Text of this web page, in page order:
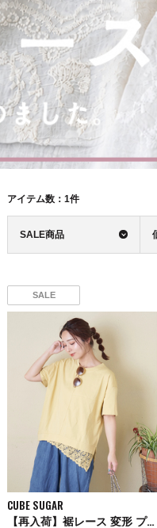
アイテム数： 1件
SALE商品
SALE
CUBE SUGAR
【再入荷】裾レース 変形 プルオーバー Tシャツ
ウン系